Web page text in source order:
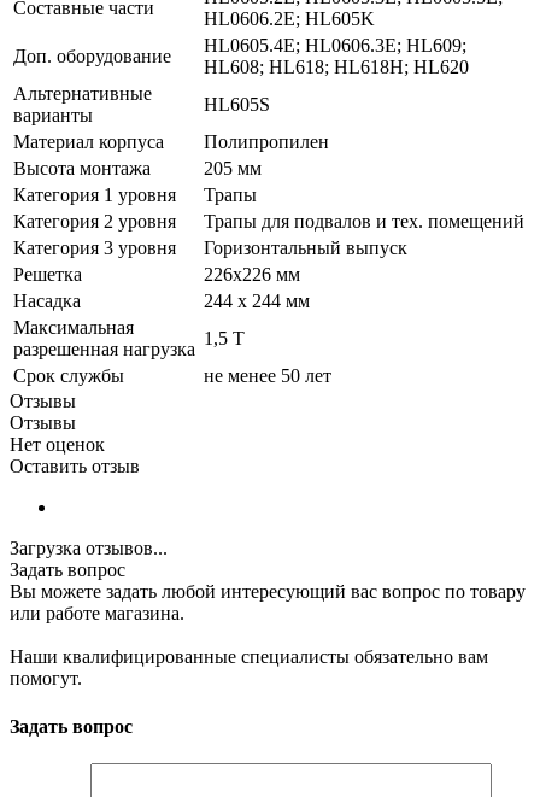
Составные части
HL0606.2E; HL605K
Доп. оборудование
HL0605.4E; HL0606.3E; HL609;
HL608; HL618; HL618H; HL620
Альтернативные
варианты
HL605S
Материал корпуса
Полипропилен
Высота монтажа
205 мм
Категория 1 уровня
Трапы
Категория 2 уровня
Трапы для подвалов и тех. помещений
Категория 3 уровня
Горизонтальный выпуск
Решетка
226x226 мм
Насадка
244 x 244 мм
Максимальная
разрешенная нагрузка
1,5 Т
Срок службы
не менее 50 лет
Отзывы
Отзывы
Нет оценок
Оставить отзыв
Загрузка отзывов...
Задать вопрос
Вы можете задать любой интересующий вас вопрос по товару
или работе магазина.
Наши квалифицированные специалисты обязательно вам
помогут.
Задать вопрос